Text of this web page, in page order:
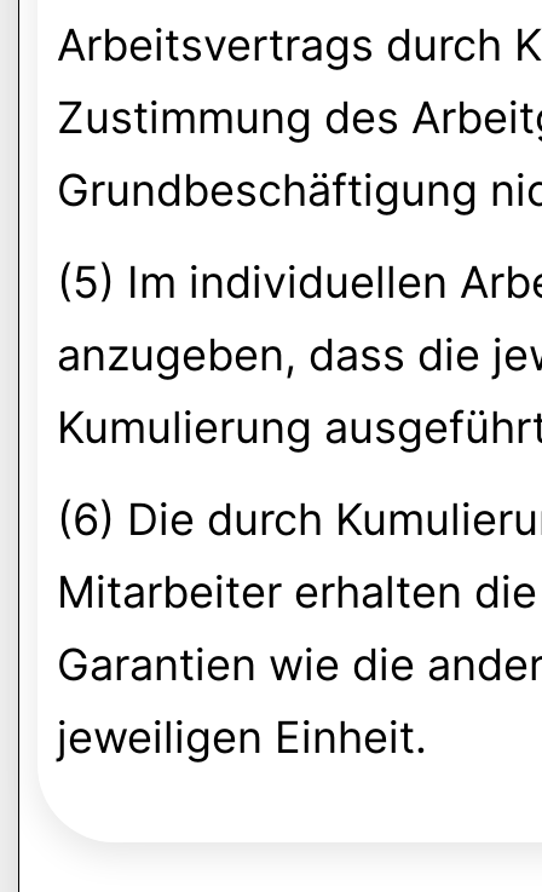
Arbeitsvertrags durch
Zustimmung des
Grundbeschäftigung
(5) Im individuellen
anzugeben, dass die
Kumulierung
(6) Die durch
Mitarbeiter erhalten
Garantien wie die
jeweiligen Einheit.